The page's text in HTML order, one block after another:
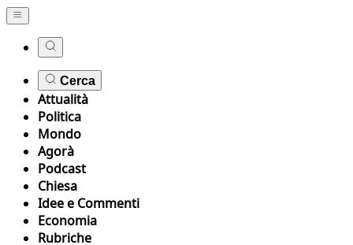
Cerca
Attualità
Politica
Mondo
Agorà
Podcast
Chiesa
Idee e Commenti
Economia
Rubriche